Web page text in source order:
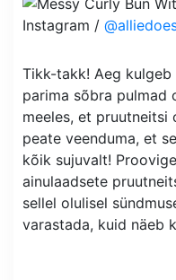
Instagram /
Tikk-takk! Aeg
parima sõbra pulmad
meeles, et pruutneitsi
peate veenduma, et
kõik sujuvalt!
ainulaadsete
sellel olulisel
varastada, kuid näeb